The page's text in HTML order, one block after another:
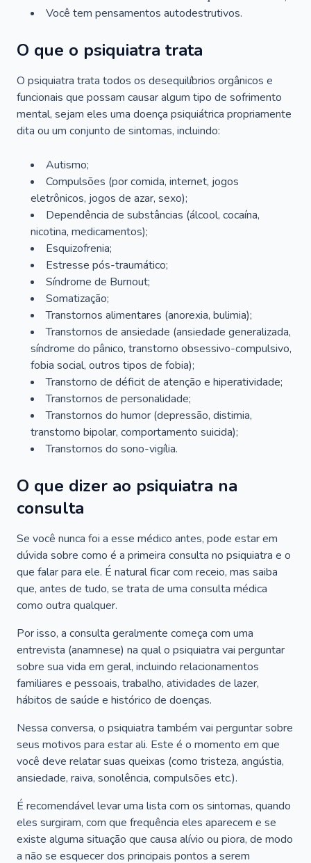
Você tem pensamentos autodestrutivos.
O que o psiquiatra trata
O psiquiatra trata todos os desequilíbrios orgânicos e
funcionais que possam causar algum tipo de sofrimento
mental, sejam eles uma doença psiquiátrica propriamente
dita ou um conjunto de sintomas, incluindo:
Autismo;
Compulsões (por comida, internet, jogos
eletrônicos, jogos de azar, sexo);
Dependência de substâncias (álcool, cocaína,
nicotina, medicamentos);
Esquizofrenia;
Estresse pós-traumático;
Síndrome de Burnout;
Somatização;
Transtornos alimentares (anorexia, bulimia);
Transtornos de ansiedade (ansiedade generalizada,
síndrome do pânico, transtorno obsessivo-compulsivo,
fobia social, outros tipos de fobia);
Transtorno de déficit de atenção e hiperatividade;
Transtornos de personalidade;
Transtornos do humor (depressão, distimia,
transtorno bipolar, comportamento suicida);
Transtornos do sono-vigília.
O que dizer ao psiquiatra na
consulta
Se você nunca foi a esse médico antes, pode estar em
dúvida sobre como é a primeira consulta no psiquiatra e o
que falar para ele. É natural ficar com receio, mas saiba
que, antes de tudo, se trata de uma consulta médica
como outra qualquer.
Por isso, a consulta geralmente começa com uma
entrevista (anamnese) na qual o psiquiatra vai perguntar
sobre sua vida em geral, incluindo relacionamentos
familiares e pessoais, trabalho, atividades de lazer,
hábitos de saúde e histórico de doenças.
Nessa conversa, o psiquiatra também vai perguntar sobre
seus motivos para estar ali. Este é o momento em que
você deve relatar suas queixas (como tristeza, angústia,
ansiedade, raiva, sonolência, compulsões etc.).
É recomendável levar uma lista com os sintomas, quando
eles surgiram, com que frequência eles aparecem e se
existe alguma situação que causa alívio ou piora, de modo
a não se esquecer dos principais pontos a serem